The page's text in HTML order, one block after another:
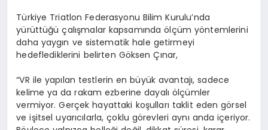
Türkiye Triatlon Federasyonu Bilim Kurulu’nda
yürüttüğü çalışmalar kapsamında ölçüm yöntemlerini
daha yaygın ve sistematik hale getirmeyi
hedeflediklerini belirten Göksen Çınar,
“VR ile yapılan testlerin en büyük avantajı, sadece
kelime ya da rakam ezberine dayalı ölçümler
vermiyor. Gerçek hayattaki koşulları taklit eden görsel
ve işitsel uyarıcılarla, çoklu görevleri aynı anda içeriyor.